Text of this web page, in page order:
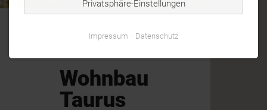
Wohnbau
Taurus
Privatsphäre-Einstellungen
Impressum Datenschutz